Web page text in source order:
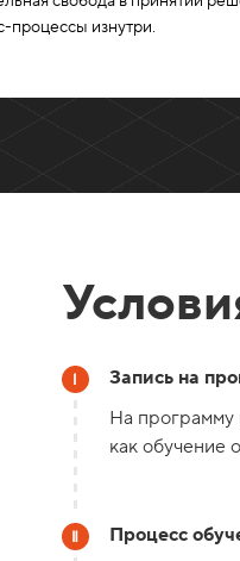
процессы изнутри.
Запись на
На программу
как обучение
Процесс